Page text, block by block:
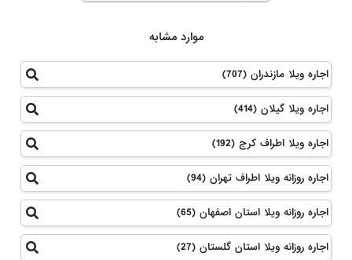
موارد مشابه
اجاره ویلا مازندران (707)
اجاره ویلا گیلان (414)
اجاره ویلا اطراف کرج (192)
اجاره روزانه ویلا اطراف تهران (94)
اجاره روزانه ویلا استان اصفهان (65)
اجاره روزانه ویلا استان گلستان (27)